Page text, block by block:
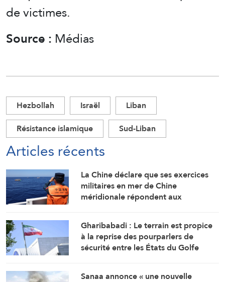
de victimes.
Source : Médias
Hezbollah Israël
Liban
Résistance islamique
Sud-Liban
Articles récents
La Chine déclare que ses exercices
militaires en mer de Chine
méridionale répondent aux
Gharibabadi : Le terrain est propice
à la reprise des pourparlers de
sécurité entre les États du Golfe
Sanaa annonce « une nouvelle